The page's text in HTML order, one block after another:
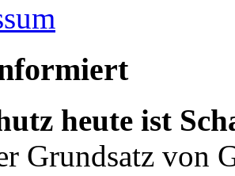
heute ist
Grundsatz von